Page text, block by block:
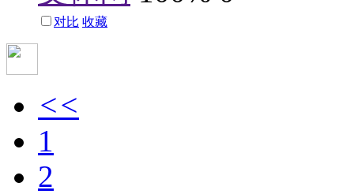
对比 收藏
<<
1
2